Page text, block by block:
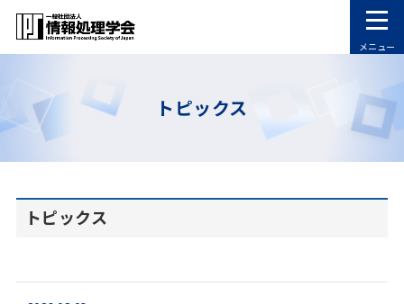
メニュー
トピックス
トピックス